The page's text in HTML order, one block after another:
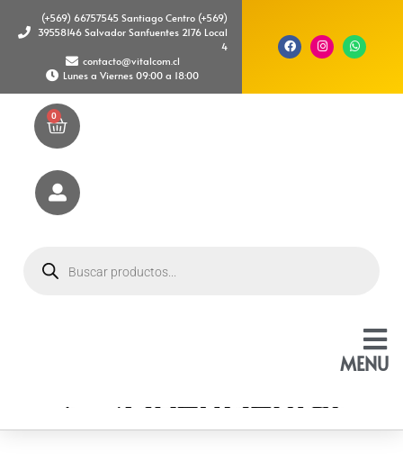
(+569) 66757545 Santiago Centro (+569)
39558146 Salvador Sanfuentes 2176 Local
4
contacto@vitalcom.cl
Lunes a Viernes 09:00 a 18:00
MENU
0